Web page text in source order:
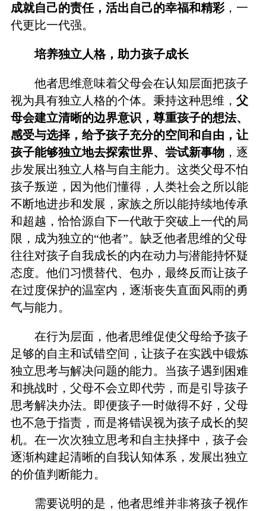
成就自己的责任，活出自己的幸福和精彩，一
代更比一代强。
培养独立人格，助力孩子成长
他者思维意味着父母会在认知层面把孩子
视为具有独立人格的个体。秉持这种思维， 父
母会建立清晰的边界意识，尊重孩子的想法、
感受与选择，给予孩子充分的空间和自由，让
孩子能够独立地去探索世界、尝试新事物，逐
步发展出独立人格与自主能力。这类父母不怕
孩子叛逆，因为他们懂得，人类社会之所以能
不断地进步和发展，家族之所以能持续地传承
和超越，恰恰源自下一代敢于突破上一代的局
限，成为独立的“他者”。缺乏他者思维的父母
往往对孩子自我成长的内在动力与潜能持怀疑
态度。他们习惯替代、包办，最终反而让孩子
在过度保护的温室内，逐渐丧失直面风雨的勇
气与能力。
在行为层面，他者思维促使父母给予孩子
足够的自主和试错空间，让孩子在实践中锻炼
独立思考与解决问题的能力。当孩子遇到困难
和挑战时，父母不会立即代劳，而是引导孩子
思考解决办法。即便孩子一时做得不好，父母
也不急于指责，而是将错误视为孩子成长的契
机。在一次次独立思考和自主抉择中，孩子会
逐渐构建起清晰的自我认知体系，发展出独立
的价值判断能力。
需要说明的是，他者思维并非将孩子视作